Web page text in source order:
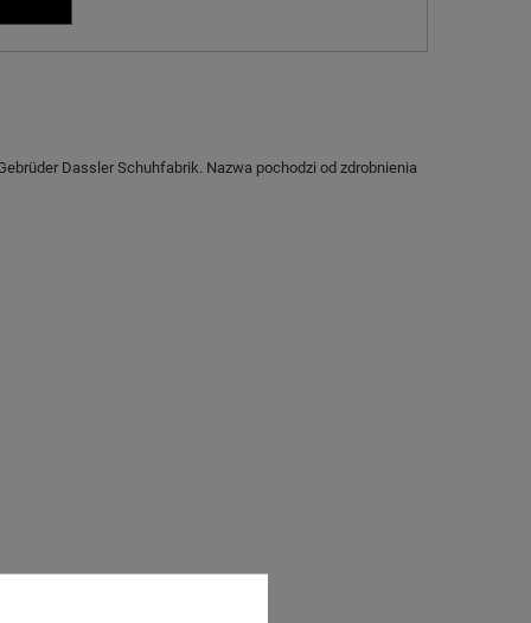
Dassler Schuhfabrik. Nazwa pochodzi od zdrobnienia